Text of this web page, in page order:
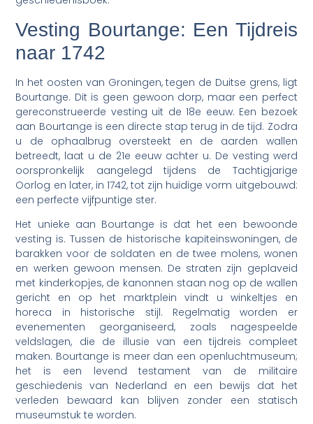
Vesting Bourtange: Een Tijdreis
naar 1742
In het oosten van Groningen, tegen de Duitse grens, ligt
Bourtange. Dit is geen gewoon dorp, maar een perfect
gereconstrueerde vesting uit de 18e eeuw. Een bezoek
aan Bourtange is een directe stap terug in de tijd. Zodra
u de ophaalbrug oversteekt en de aarden wallen
betreedt, laat u de 21e eeuw achter u. De vesting werd
oorspronkelijk aangelegd tijdens de Tachtigjarige
Oorlog en later, in 1742, tot zijn huidige vorm uitgebouwd:
een perfecte vijfpuntige ster.
Het unieke aan Bourtange is dat het een bewoonde
vesting is. Tussen de historische kapiteinswoningen, de
barakken voor de soldaten en de twee molens, wonen
en werken gewoon mensen. De straten zijn geplaveid
met kinderkopjes, de kanonnen staan nog op de wallen
gericht en op het marktplein vindt u winkeltjes en
horeca in historische stijl. Regelmatig worden er
evenementen georganiseerd, zoals nagespeelde
veldslagen, die de illusie van een tijdreis compleet
maken. Bourtange is meer dan een openluchtmuseum;
het is een levend testament van de militaire
geschiedenis van Nederland en een bewijs dat het
verleden bewaard kan blijven zonder een statisch
museumstuk te worden.